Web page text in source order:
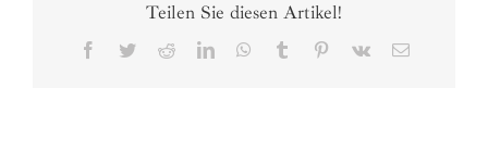
Teilen Sie diesen Artikel!
Facebook
TwitterRedditLinkedInWhatsApp
Tumblr Pinterest
Vk
E-